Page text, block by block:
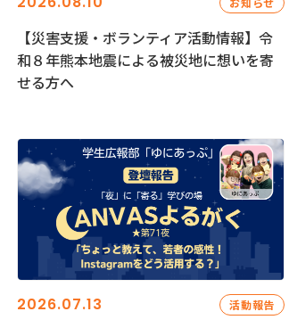
【災害支援・ボランティア活動情報】令
和８年熊本地震による被災地に想いを寄
せる方へ
2026.07.13 活動報告